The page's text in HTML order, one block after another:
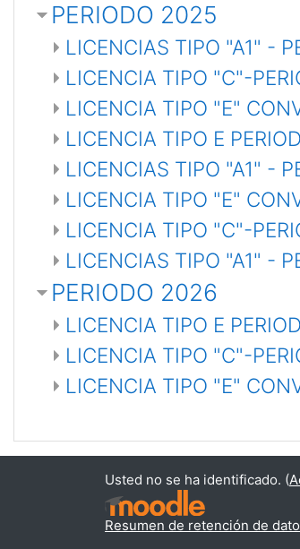
PERIODO 2025
LICENCIAS TIPO "A1" -
LICENCIA TIPO "C"-
LICENCIA TIPO "E"
LICENCIA TIPO E
LICENCIAS TIPO "A1" -
LICENCIA TIPO "E"
LICENCIA TIPO "C"-
LICENCIAS TIPO "A1" -
PERIODO 2026
LICENCIA TIPO E
LICENCIA TIPO "C"-
LICENCIA TIPO "E"
Usted no se ha identificado. (
Resumen de retención de